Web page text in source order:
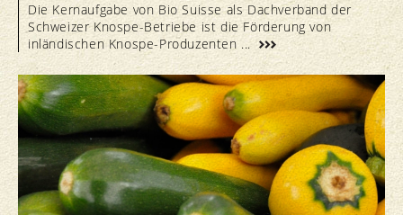
Die Kernaufgabe von Bio Suisse als Dachverband der
Schweizer Knospe-Betriebe ist die Förderung von
inländischen Knospe-Produzenten ...